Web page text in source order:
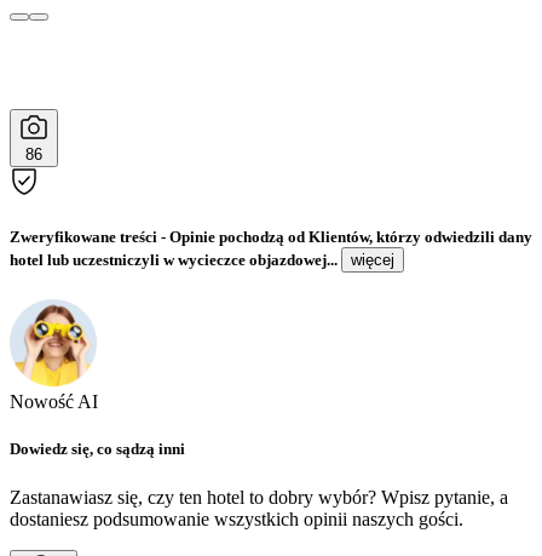
86
Zweryfikowane treści - Opinie pochodzą od Klientów, którzy odwiedzili dany
hotel lub uczestniczyli w wycieczce objazdowej...
więcej
Nowość AI
Dowiedz się, co sądzą inni
Zastanawiasz się, czy ten hotel to dobry wybór? Wpisz pytanie, a
dostaniesz podsumowanie wszystkich opinii naszych gości.